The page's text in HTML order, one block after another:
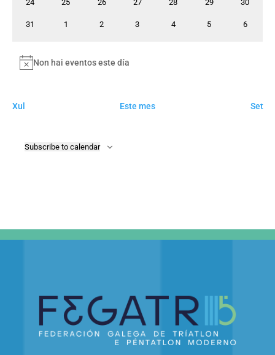
24 25 26 27 28 29 30
0
31
01
0
2
0
3
0
4
0
5
0
6
Notice
Non hai eventos este día
Xul Este mes Set
Subscribe to calendar